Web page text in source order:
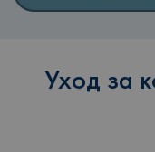
Уход за